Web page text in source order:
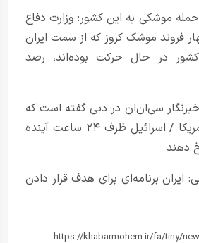
حمله موشکی به این کشور: وزارت دفاع
فروند موشک کروز که از سمت ایران
در حال حرکت بوده‌اند، رصد
سی‌ان‌ان در دبی گفته است که
امارات انتظار دارد آمریکا / اسرائیل ظرف ۲۴ ساعت آینده
دهند
ایران برنامه‌ای برای هدف قرار دادن